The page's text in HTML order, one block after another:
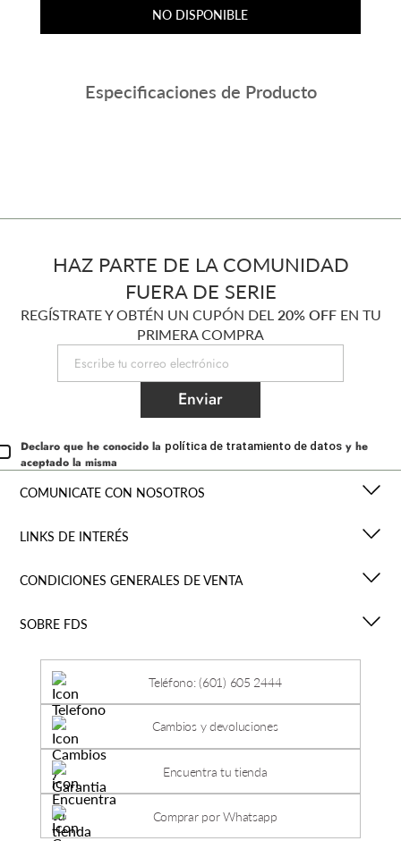
NO DISPONIBLE
Especificaciones de Producto
HAZ PARTE DE LA COMUNIDAD
FUERA DE SERIE
REGÍSTRATE Y OBTÉN UN CUPÓN DEL 20% OFFEN TU
PRIMERA COMPRA
Enviar
Declaro que he conocido la política de tratamiento de datos y he
aceptado la misma
COMUNICATE CON NOSOTROS
LINKS DE INTERÉS
CONDICIONES GENERALES DE VENTA
SOBRE FDS
Teléfono: (601) 605 2444
Cambios y devoluciones
Encuentra tu tienda
Comprar por Whatsapp